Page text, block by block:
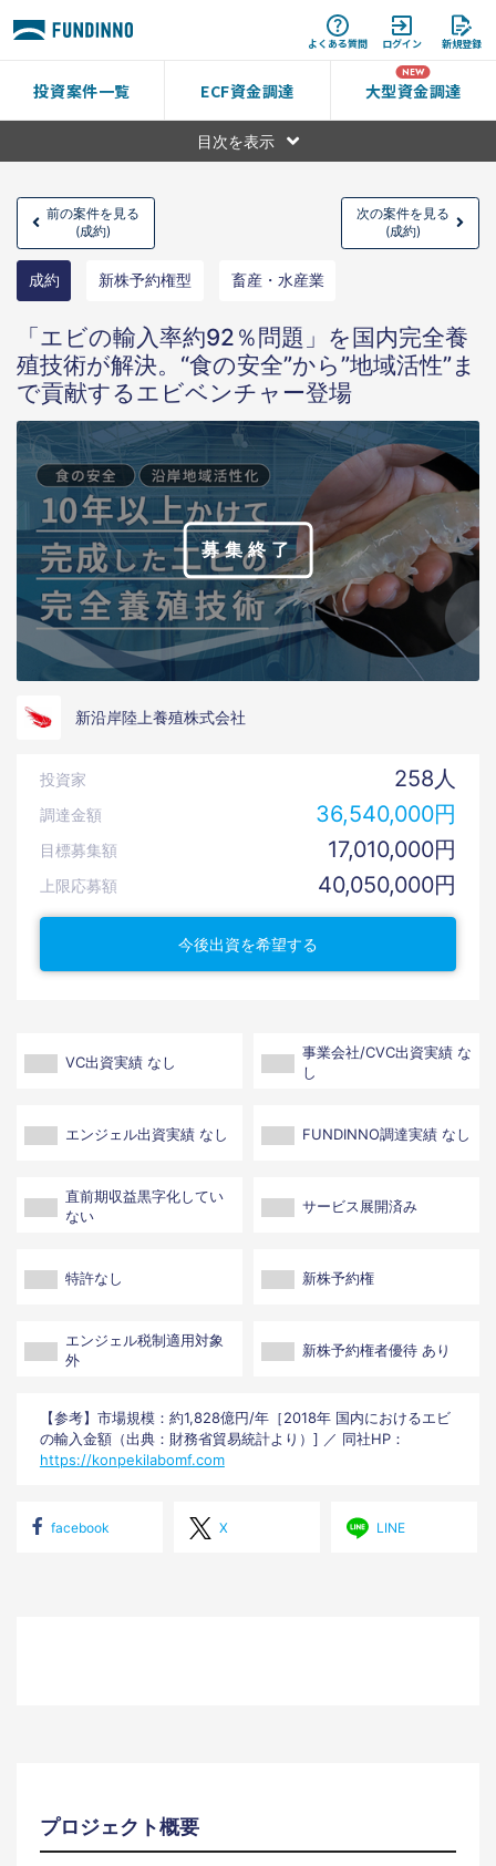
よくある質問 ログイン 新規登録
投資案件一覧 ECF資金調達 大型資金調達
目次を表示
前の案件を見る
(成約)
次の案件を見る
(成約)
成約 新株予約権型 畜産・水産業
「エビの輸入率約92％問題」を国内完全養
殖技術が解決。“食の安全”から”地域活性”ま
で貢献するエビベンチャー登場
募集終了
新沿岸陸上養殖株式会社
投資家 258人
調達金額 36,540,000円
目標募集額 17,010,000円
上限応募額 40,050,000円
今後出資を希望する
VC出資実績 なし
事業会社/CVC出資実績 な
し
エンジェル出資実績 なし FUNDINNO調達実績 なし
直前期収益黒字化してい
ない
サービス展開済み
特許なし 新株予約権
エンジェル税制適用対象
外
新株予約権者優待 あり
【参考】市場規模：約1,828億円/年［2018年 国内におけるエビ
の輸入金額（出典：財務省貿易統計より）] ／ 同社HP：
https://konpekilabomf.com
facebook X LINE
プロジェクト概要